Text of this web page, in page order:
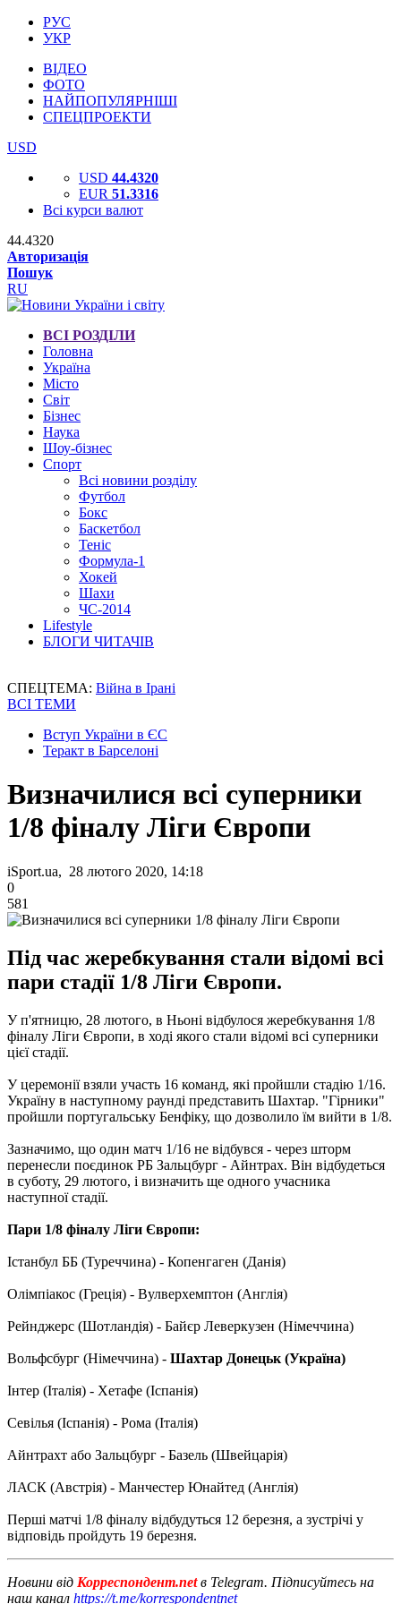
РУС
УКР
ВІДЕО
ФОТО
НАЙПОПУЛЯРНІШІ
СПЕЦПРОЕКТИ
USD
USD 44.4320
EUR 51.3316
Всі курси валют
44.4320
Авторизація
Пошук
RU
ВСІ РОЗДІЛИ
Головна
Україна
Місто
Світ
Бізнес
Наука
Шоу-бізнес
Спорт
Всі новини розділу
Футбол
Бокс
Баскетбол
Теніс
Формула-1
Хокей
Шахи
ЧС-2014
Lifestyle
БЛОГИ ЧИТАЧІВ
СПЕЦТЕМА: Війна в Ірані
ВСІ ТЕМИ
Вступ України в ЄС
Теракт в Барселоні
Визначилися всі суперники
1/8 фіналу Ліги Європи
iSport.ua, 28 лютого 2020, 14:18
0
581
Під час жеребкування стали відомі всі
пари стадії 1/8 Ліги Європи.
У п'ятницю, 28 лютого, в Ньоні відбулося жеребкування 1/8
фіналу Ліги Європи, в ході якого стали відомі всі суперники
цієї стадії.
У церемонії взяли участь 16 команд, які пройшли стадію 1/16.
Україну в наступному раунді представить Шахтар. "Гірники"
пройшли португальську Бенфіку, що дозволило їм вийти в 1/8.
Зазначимо, що один матч 1/16 не відбувся - через шторм
перенесли поєдинок РБ Зальцбург - Айнтрах. Він відбудеться
в суботу, 29 лютого, і визначить ще одного учасника
наступної стадії.
Пари 1/8 фіналу Ліги Європи:
Істанбул ББ (Туреччина) - Копенгаген (Данія)
Олімпіакос (Греція) - Вулверхемптон (Англія)
Рейнджерс (Шотландія) - Байєр Леверкузен (Німеччина)
Вольфсбург (Німеччина) - Шахтар Донецьк (Україна)
Інтер (Італія) - Хетафе (Іспанія)
Севілья (Іспанія) - Рома (Італія)
Айнтрахт або Зальцбург - Базель (Швейцарія)
ЛАСК (Австрія) - Манчестер Юнайтед (Англія)
Перші матчі 1/8 фіналу відбудуться 12 березня, а зустрічі у
відповідь пройдуть 19 березня.
Новини від Корреспондент.netв Telegram. Підписуйтесь на
наш канал https://t.me/korrespondentnet